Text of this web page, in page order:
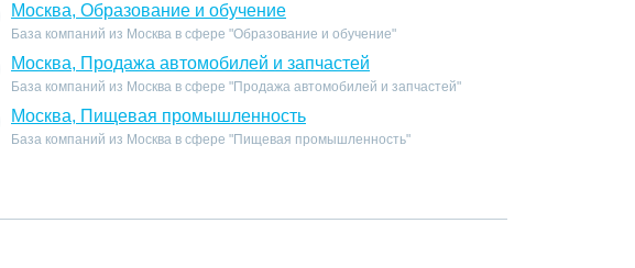
Москва, Образование и обучение
База компаний из Москва в сфере "Образование и обучение"
Москва, Продажа автомобилей и запчастей
База компаний из Москва в сфере "Продажа автомобилей и запчастей"
Москва, Пищевая промышленность
База компаний из Москва в сфере "Пищевая промышленность"